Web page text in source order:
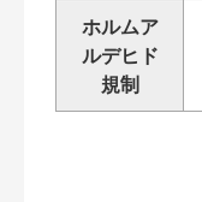
ホルムア
ルデヒド
規制